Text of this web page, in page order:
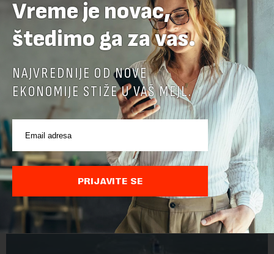
POVEZANI SADRŽAJI
Vreme je novac,
štedimo ga za vas.
NAJVREDNIJE OD NOVE
EKONOMIJE STIŽE U VAŠ MEJL.
PRIJAVITE SE